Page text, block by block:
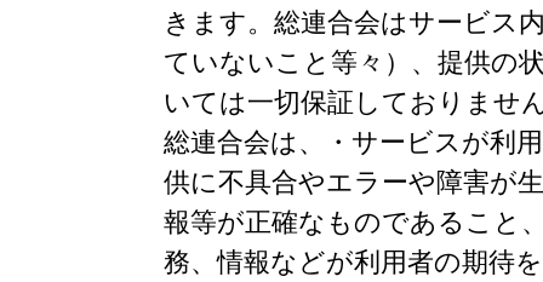
きます。総連合会はサービス
ていないこと等々）、提供の
いては一切保証しておりませ
総連合会は、・サービスが利
供に不具合やエラーや障害が
報等が正確なものであること
務、情報などが利用者の期待